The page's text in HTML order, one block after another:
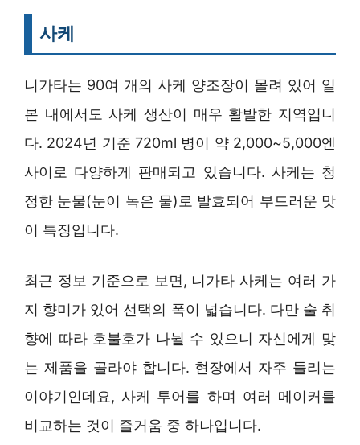
사케
니가타는 90여 개의 사케 양조장이 몰려 있어 일
본 내에서도 사케 생산이 매우 활발한 지역입니
다. 2024년 기준 720ml 병이 약 2,000~5,000엔
사이로 다양하게 판매되고 있습니다. 사케는 청
정한 눈물(눈이 녹은 물)로 발효되어 부드러운 맛
이 특징입니다.
최근 정보 기준으로 보면, 니가타 사케는 여러 가
지 향미가 있어 선택의 폭이 넓습니다. 다만 술 취
향에 따라 호불호가 나뉠 수 있으니 자신에게 맞
는 제품을 골라야 합니다. 현장에서 자주 들리는
이야기인데요, 사케 투어를 하며 여러 메이커를
비교하는 것이 즐거움 중 하나입니다.